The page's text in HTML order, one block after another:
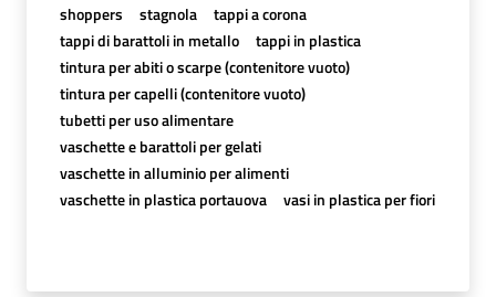
shoppers
stagnola
tappi a corona
tappi di barattoli in metallo
tappi in plastica
tintura per abiti o scarpe (contenitore vuoto)
tintura per capelli (contenitore vuoto)
tubetti per uso alimentare
vaschette e barattoli per gelati
vaschette in alluminio per alimenti
vaschette in plastica portauova
vasi in plastica per fiori